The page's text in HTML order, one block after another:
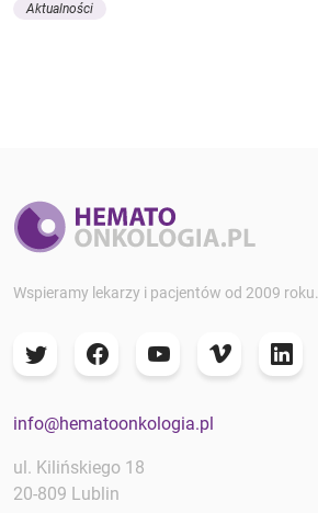
Aktualności
Wspieramy lekarzy i pacjentów od 2009 roku.
info@hematoonkologia.pl
ul. Kilińskiego 18
20-809 Lublin